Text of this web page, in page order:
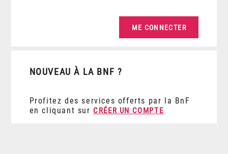
NOUVEAU À LA BNF ?
Profitez des services offerts par la BnF
en cliquant sur CRÉER UN COMPTE